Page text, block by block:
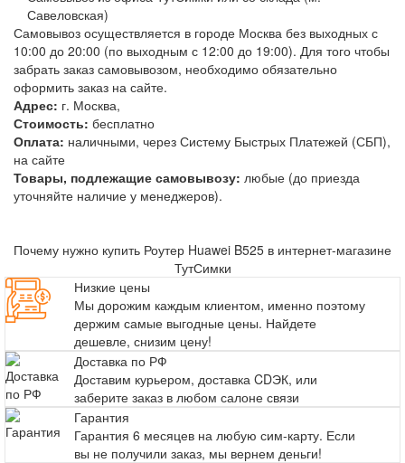
Савеловская)
Самовывоз осуществляется в городе Москва без выходных с
10:00 до 20:00 (по выходным с 12:00 до 19:00). Для того чтобы
забрать заказ самовывозом, необходимо обязательно
оформить заказ на сайте.
Адрес: г. Москва,
Стоимость: бесплатно
Оплата: наличными, через Систему Быстрых Платежей (СБП),
на сайте
Товары, подлежащие самовывозу: любые (до приезда
уточняйте наличие у менеджеров).
Почему нужно купить Роутер Huawei B525 в интернет-магазине
ТутСимки
Низкие цены
Мы дорожим каждым клиентом, именно поэтому
держим самые выгодные цены. Найдете
дешевле, снизим цену!
Доставка по РФ
Доставим курьером, доставка CDЭК, или
заберите заказ в любом салоне связи
Гарантия
Гарантия 6 месяцев на любую сим-карту. Если
вы не получили заказ, мы вернем деньги!